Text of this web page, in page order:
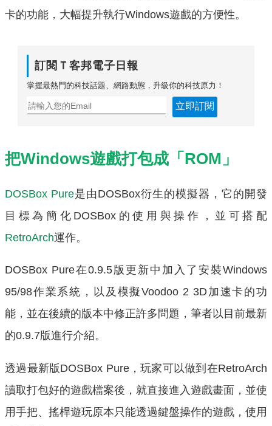
卡的功能，大幅提升執行Windows遊戲的方便性。
訂閱Ｔ客邦電子日報
掌握最熱門的科技話題、網路動態，升級你的科技原力！
立即訂閱
把Windows遊戲打包成「ROM」
DOSBox Pure是由DOSBox衍生的模擬器，它的開發
目標為簡化DOSBox的使用與操作，並可搭配
RetroArch運作。
DOSBox Pure在0.9.5版更新中加入了安裝Windows
95/98作業系統，以及模擬Voodoo 2 3D加速卡的功
能，並在後續的版本中修正許多問題，筆者以目前最新
的0.9.7版進行介紹。
透過最新版DOSBox Pure，玩家可以做到在RetroArch
讀取打包好的遊戲檔案後，就直接進入遊戲畫面，並使
用手把、搖桿遊玩原本只能透過鍵盤操作的遊戲，使用